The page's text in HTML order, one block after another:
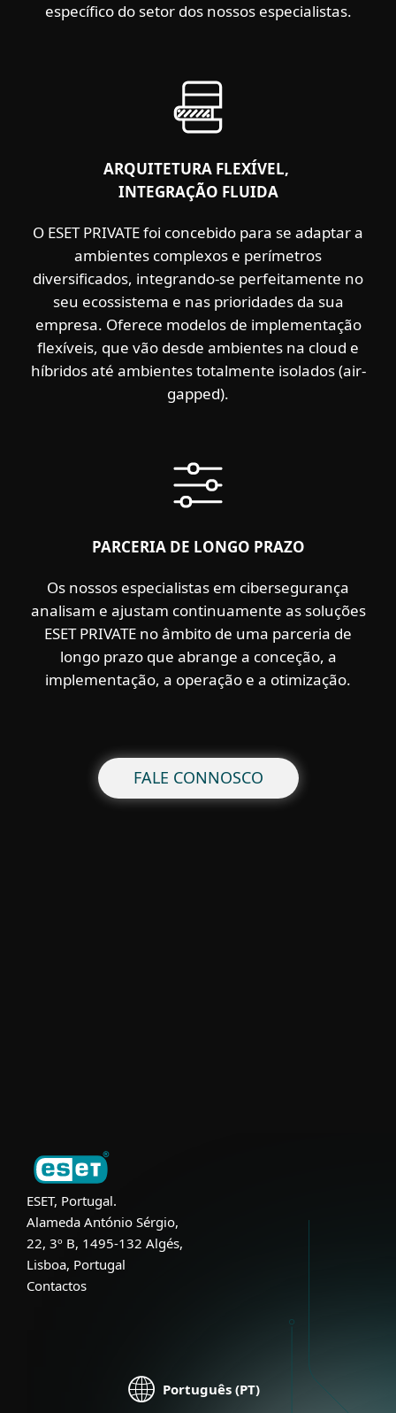
específico do setor dos nossos especialistas.
ARQUITETURA FLEXÍVEL,
INTEGRAÇÃO FLUIDA
O ESET PRIVATE foi concebido para se adaptar a
ambientes complexos e perímetros
diversificados, integrando-se perfeitamente no
seu ecossistema e nas prioridades da sua
empresa. Oferece modelos de implementação
flexíveis, que vão desde ambientes na cloud e
híbridos até ambientes totalmente isolados (air-
gapped).
PARCERIA DE LONGO PRAZO
Os nossos especialistas em cibersegurança
analisam e ajustam continuamente as soluções
ESET PRIVATE no âmbito de uma parceria de
longo prazo que abrange a conceção, a
implementação, a operação e a otimização.
FALE CONNOSCO
ESET, Portugal.
Alameda António Sérgio,
22, 3º B, 1495-132 Algés,
Lisboa, Portugal
Contactos
Português (PT)